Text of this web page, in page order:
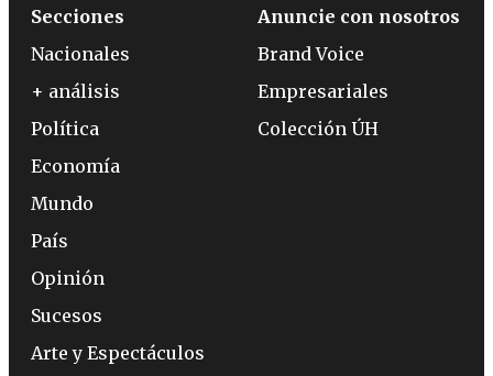
Secciones
Nacionales
+ análisis
Política
Economía
Mundo
País
Opinión
Sucesos
Arte y Espectáculos
Anuncie con nosotros
Brand Voice
Empresariales
Colección ÚH